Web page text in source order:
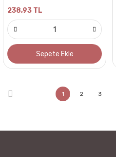
238,93 TL
Sepete Ekle
1 2 3